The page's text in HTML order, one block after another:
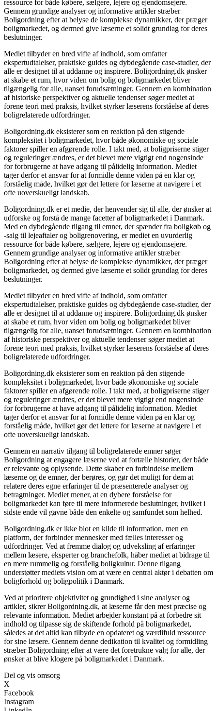
ressource for både købere, sælgere, lejere og ejendomsejere.
Gennem grundige analyser og informative artikler stræber
Boligordning efter at belyse de komplekse dynamikker, der præger
boligmarkedet, og dermed give læserne et solidt grundlag for deres
beslutninger.
Mediet tilbyder en bred vifte af indhold, som omfatter
ekspertudtalelser, praktiske guides og dybdegående case-studier, der
alle er designet til at uddanne og inspirere. Boligordning.dk ønsker
at skabe et rum, hvor viden om bolig og boligmarkedet bliver
tilgængelig for alle, uanset forudsætninger. Gennem en kombination
af historiske perspektiver og aktuelle tendenser søger mediet at
forene teori med praksis, hvilket styrker læserens forståelse af deres
boligrelaterede udfordringer.
Boligordning.dk eksisterer som en reaktion på den stigende
kompleksitet i boligmarkedet, hvor både økonomiske og sociale
faktorer spiller en afgørende rolle. I takt med, at boligpriserne stiger
og reguleringer ændres, er det blevet mere vigtigt end nogensinde
for forbrugerne at have adgang til pålidelig information. Mediet
tager derfor et ansvar for at formidle denne viden på en klar og
forståelig måde, hvilket gør det lettere for læserne at navigere i et
ofte uoverskueligt landskab.
Boligordning.dk er et medie, der henvender sig til alle, der ønsker at
udforske og forstå de mange facetter af boligmarkedet i Danmark.
Med en dybdegående tilgang til emner, der spænder fra boligkøb og
-salg til lejeaftaler og boligrenovering, er mediet en uvurderlig
ressource for både købere, sælgere, lejere og ejendomsejere.
Gennem grundige analyser og informative artikler stræber
Boligordning efter at belyse de komplekse dynamikker, der præger
boligmarkedet, og dermed give læserne et solidt grundlag for deres
beslutninger.
Mediet tilbyder en bred vifte af indhold, som omfatter
ekspertudtalelser, praktiske guides og dybdegående case-studier, der
alle er designet til at uddanne og inspirere. Boligordning.dk ønsker
at skabe et rum, hvor viden om bolig og boligmarkedet bliver
tilgængelig for alle, uanset forudsætninger. Gennem en kombination
af historiske perspektiver og aktuelle tendenser søger mediet at
forene teori med praksis, hvilket styrker læserens forståelse af deres
boligrelaterede udfordringer.
Boligordning.dk eksisterer som en reaktion på den stigende
kompleksitet i boligmarkedet, hvor både økonomiske og sociale
faktorer spiller en afgørende rolle. I takt med, at boligpriserne stiger
og reguleringer ændres, er det blevet mere vigtigt end nogensinde
for forbrugerne at have adgang til pålidelig information. Mediet
tager derfor et ansvar for at formidle denne viden på en klar og
forståelig måde, hvilket gør det lettere for læserne at navigere i et
ofte uoverskueligt landskab.
Gennem en narrativ tilgang til boligrelaterede emner søger
Boligordning at engagere læserne ved at fortælle historier, der både
er relevante og oplysende. Dette skaber en forbindelse mellem
læserne og de emner, der berøres, og gør det muligt for dem at
relatere deres egne erfaringer til de præsenterede analyser og
betragtninger. Mediet mener, at en dybere forståelse for
boligmarkedet kan føre til mere informerede beslutninger, hvilket i
sidste ende vil gavne både den enkelte og samfundet som helhed.
Boligordning.dk er ikke blot en kilde til information, men en
platform, der forbinder mennesker med fælles interesser og
udfordringer. Ved at fremme dialog og udveksling af erfaringer
mellem læsere, eksperter og branchefolk, håber mediet at bidrage til
en mere rummelig og forståelig boligkultur. Denne tilgang
understøtter mediets vision om at være en central aktør i debatten om
boligforhold og boligpolitik i Danmark.
Ved at prioritere objektivitet og grundighed i sine analyser og
artikler, sikrer Boligordning.dk, at læserne får den mest præcise og
relevante information. Mediet arbejder konstant på at forbedre sit
indhold og tilpasse sig de skiftende forhold på boligmarkedet,
således at det altid kan tilbyde en opdateret og værdifuld ressource
for sine læsere. Gennem denne dedikation til kvalitet og formidling
stræber Boligordning efter at være det foretrukne valg for alle, der
ønsker at blive klogere på boligmarkedet i Danmark.
Del og vis omsorg
X
Facebook
Instagram